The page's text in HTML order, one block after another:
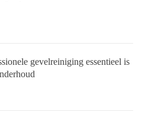
gevelreiniging essentieel is